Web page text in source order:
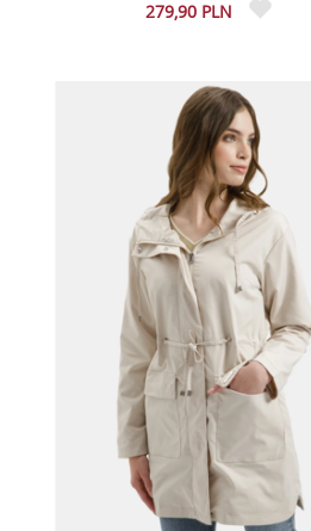
279,90 PLN